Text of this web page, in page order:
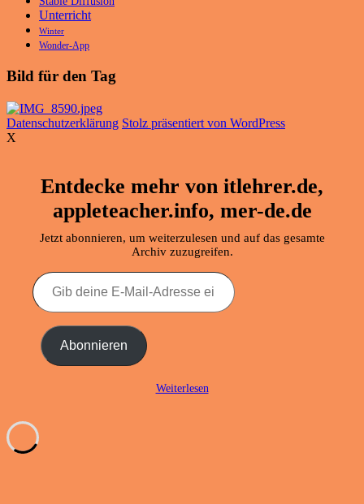
Unterricht
Winter
Wonder-App
Bild für den Tag
Datenschutzerklärung Stolz präsentiert von WordPress
X
Entdecke mehr von itlehrer.de,
appleteacher.info, mer-de.de
Jetzt abonnieren, um weiterzulesen und auf das gesamte
Archiv zuzugreifen.
Gib
deine
E-
Adresse
ein ... Abonnieren
Weiterlesen